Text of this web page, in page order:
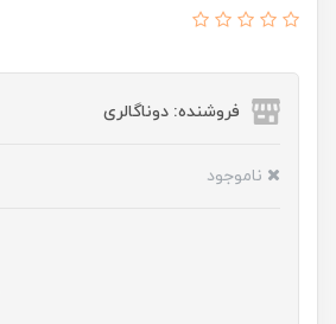
فروشنده: دوناگالری
ناموجود